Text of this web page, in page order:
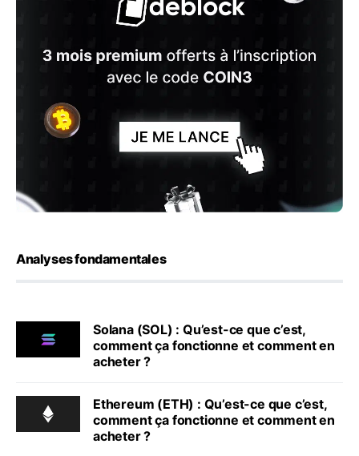
Analyses fondamentales
Solana (SOL) : Qu’est-ce que c’est,
comment ça fonctionne et comment en
acheter ?
Ethereum (ETH) : Qu’est-ce que c’est,
comment ça fonctionne et comment en
acheter ?